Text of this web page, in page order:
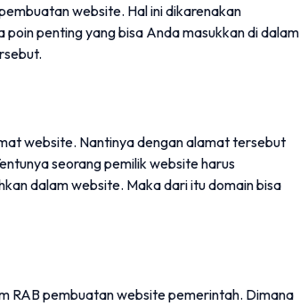
website. Hal ini dikarenakan
penting yang bisa Anda masukkan di dalam
website. Nantinya dengan alamat tersebut
seorang pemilik website harus
dalam website. Maka dari itu domain bisa
RAB pembuatan website pemerintah. Dimana